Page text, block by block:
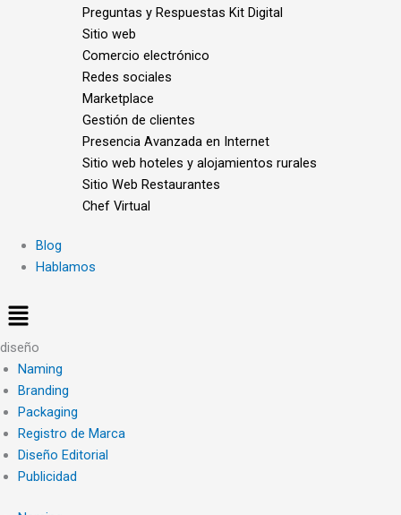
Preguntas y Respuestas Kit Digital
Sitio web
Comercio electrónico
Redes sociales
Marketplace
Gestión de clientes
Presencia Avanzada en Internet
Sitio web hoteles y alojamientos rurales
Sitio Web Restaurantes
Chef Virtual
Blog
Hablamos
diseño
Naming
Branding
Packaging
Registro de Marca
Diseño Editorial
Publicidad